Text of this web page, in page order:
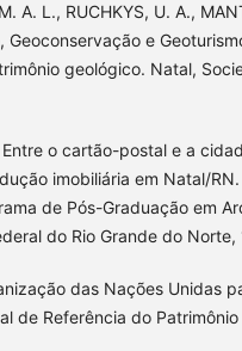
A. L., RUCHKYS, U. A.,
Geoconservação e
geológico. Natal,
Entre o cartão-postal e a
imobiliária em Natal/
de Pós-Graduação em
do Rio Grande do Norte,
das Nações Unidas
de Referência do